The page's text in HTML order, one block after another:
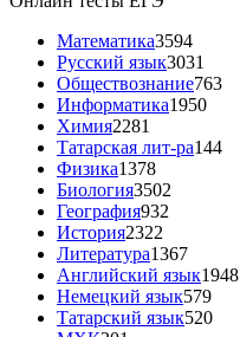
Математика3594
Русский язык3031
Обществознание763
Информатика1950
Химия2281
Татарская лит-ра144
Физика1378
Биология3502
География932
История2322
Литература1367
Английский язык1948
Немецкий язык579
Татарский язык520